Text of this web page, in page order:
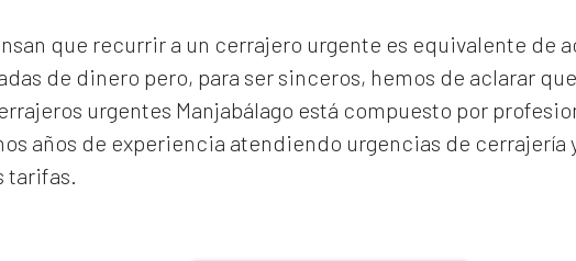
que recurrir a un cerrajero urgente es equivalente de
de dinero pero, para ser sinceros, hemos de aclarar
urgentes Manjabálago está compuesto por
años de experiencia atendiendo urgencias de cerrajería
tarifas.